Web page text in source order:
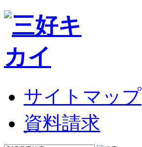
サイトマップ
資料請求